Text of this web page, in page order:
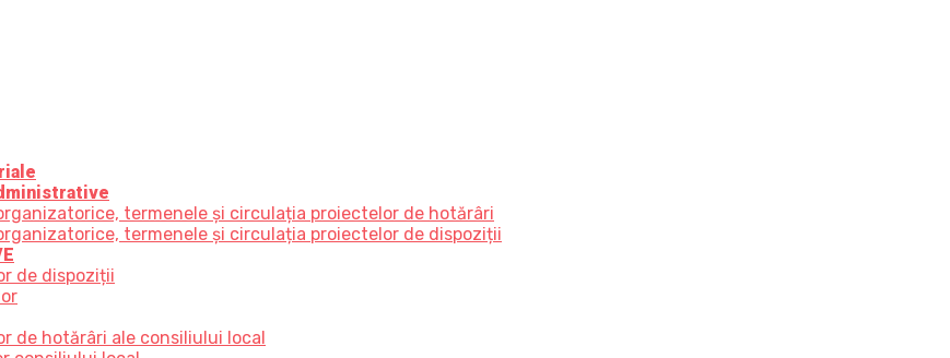
termenele și circulația proiectelor de hotărâri
termenele și circulația proiectelor de dispoziții
de dispoziții
de hotărâri ale consiliului local